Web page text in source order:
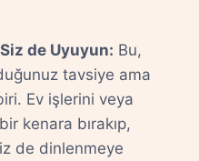
de Uyuyun: Bu,
tavsiye ama
Ev işlerini veya
kenara bırakıp,
de dinlenmeye